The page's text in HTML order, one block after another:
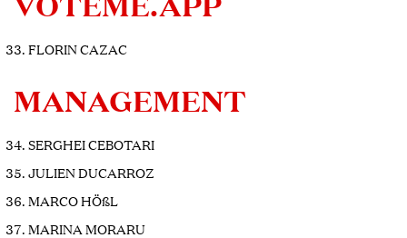
FLORIN CAZAC
MANAGEMENT
SERGHEI CEBOTARI
JULIEN DUCARROZ
MARCO HÖßL
MARINA MORARU